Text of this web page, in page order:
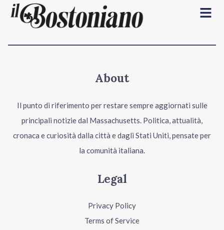
Menu
About
Il punto di riferimento per restare sempre aggiornati sulle
principali notizie dal Massachusetts. Politica, attualità,
cronaca e curiosità dalla città e dagli Stati Uniti, pensate per
la comunità italiana.
Legal
Privacy Policy
Terms of Service